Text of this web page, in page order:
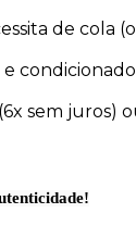
de cola
sem juros)